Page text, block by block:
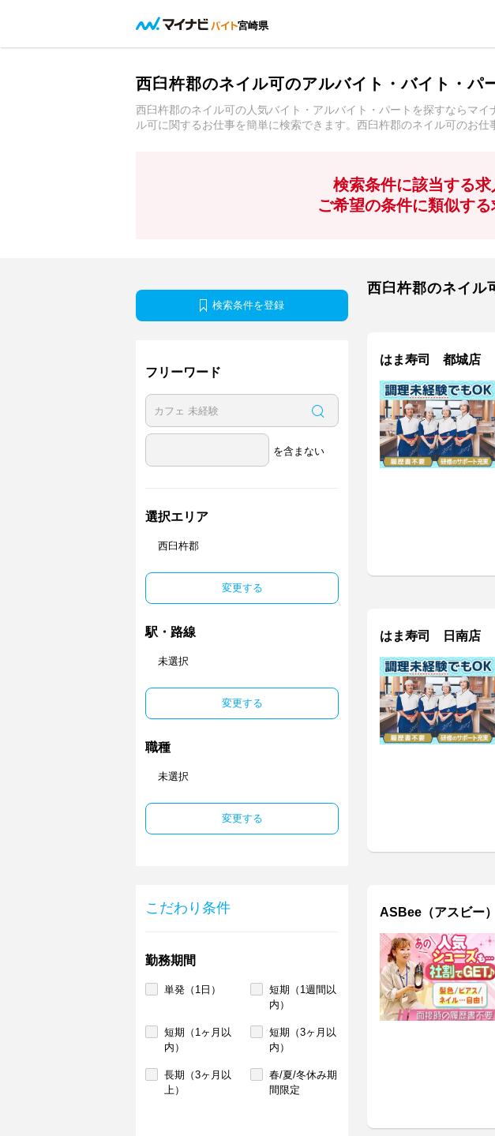
宮崎県
西臼杵郡のネイル可のアルバイト・バイト・パ
西臼杵郡のネイル可の人気バイト・アルバイト・パートを探すならマ
ル可に関するお仕事を簡単に検索できます。西臼杵郡のネイル可のお仕
検索条件に該当する求
ご希望の条件に類似す
検索条件を登録
フリーワード
を含まない
選択エリア
西臼杵郡
変更する
駅・路線
未選択
変更する
職種
未選択
変更する
こだわり条件
勤務期間
単発（1日）
短期（1週間以
内）
短期（1ヶ月以
内）
短期（3ヶ月以
内）
長期（3ヶ月以
上）
春/夏/冬休み期
間限定
西臼杵郡のネイル
はま寿司 都城店
はま寿司 日南店
ASBee（アスビー